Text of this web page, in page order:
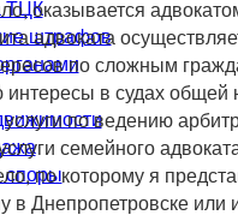
ТЦК
штрафов
оказывается
адвоката
по сложным
в судах
по ведению
семейного
по которому я
в Днепропетровске